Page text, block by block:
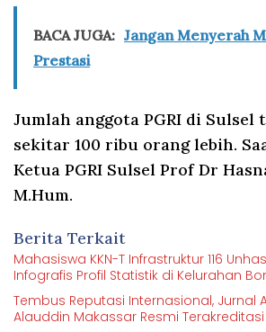
BACA JUGA: Jangan Menyerah
Prestasi
Jumlah anggota PGRI di Sulsel
sekitar 100 ribu orang lebih.
Ketua PGRI Sulsel Prof Dr
M.Hum.
Berita Terkait
Mahasiswa KKN-T Infrastruktur 116
Infografis Profil Statistik di Kelurahan
Tembus Reputasi Internasional, Jurnal
Alauddin Makassar Resmi